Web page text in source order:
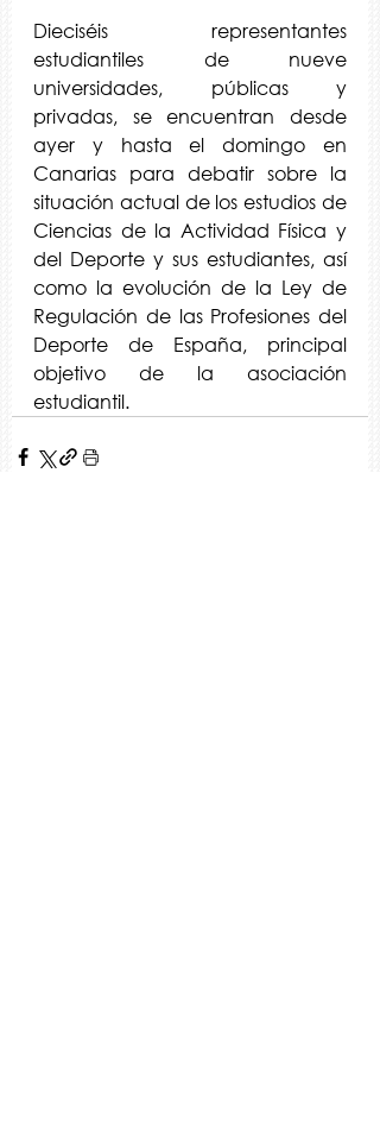
Dieciséis representantes
estudiantiles de nueve
universidades, públicas y
privadas, se encuentran desde
ayer y hasta el domingo en
Canarias para debatir sobre la
situación actual de los estudios de
Ciencias de la Actividad Física y
del Deporte y sus estudiantes, así
como la evolución de la Ley de
Regulación de las Profesiones del
Deporte de España, principal
objetivo de la asociación
estudiantil.